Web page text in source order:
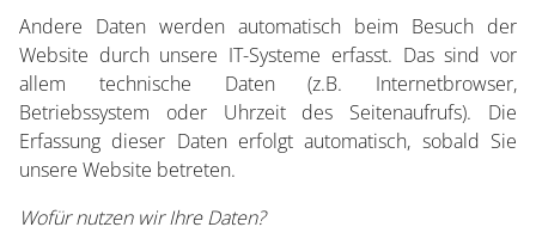
Andere Daten werden automatisch beim Besuch der
Website durch unsere IT-Systeme erfasst. Das sind vor
allem technische Daten (z.B. Internetbrowser,
Betriebssystem oder Uhrzeit des Seitenaufrufs). Die
Erfassung dieser Daten erfolgt automatisch, sobald Sie
unsere Website betreten.
Wofür nutzen wir Ihre Daten?